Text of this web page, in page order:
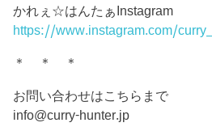
かれぇ☆はんたぁInstagram
https://www.instagram.com/
＊ ＊ ＊
お問い合わせはこちらまで
info@curry-hunter.jp